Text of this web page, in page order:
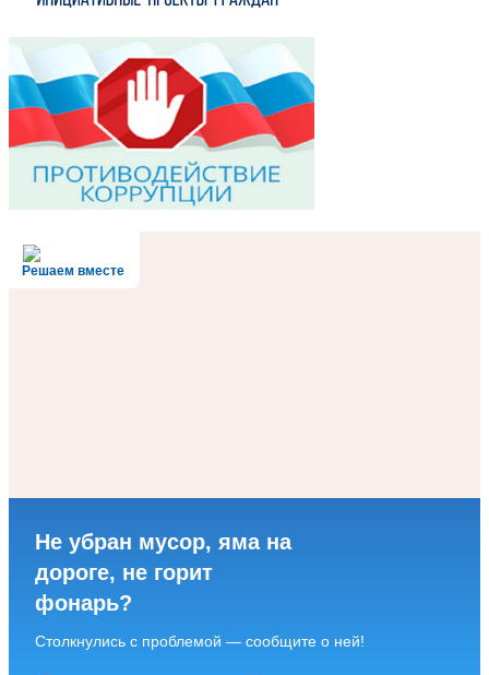
Решаем вместе
Не убран мусор, яма на
дороге, не горит
фонарь?
Столкнулись с проблемой — сообщите о ней!